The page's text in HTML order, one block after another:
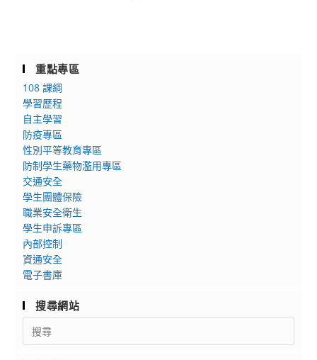
重點專區
108 課綱
學習歷程
自主學習
防疫專區
性別平等教育專區
防制學生藥物濫用專區
交通安全
學生團體保險
職業安全衛生
學生申訴專區
內部控制
資通安全
電子書庫
搜尋網站
Search
for: